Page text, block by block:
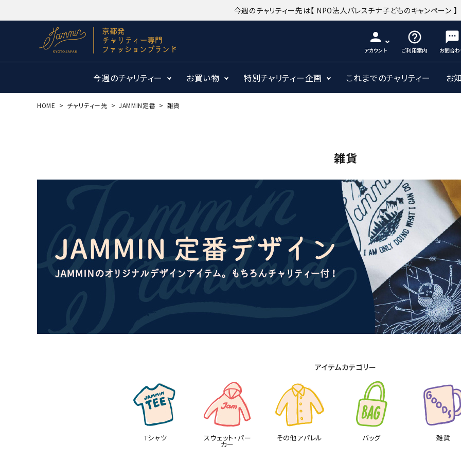
今週のチャリティー先は【 NPO法人パレスチナ子どものキャンペーン 】
person
アカウント
help_outline
ご利用案内
sms
お問合
今週のチャリティー お買い物 特別チャリティー企画 これまでのチャリティー お
HOME チャリティー先 JAMMIN定番 雑貨
雑貨
アイテムカテゴリー
Tシャツ スウェット・パー
カー
その他アパレル バッグ 雑貨